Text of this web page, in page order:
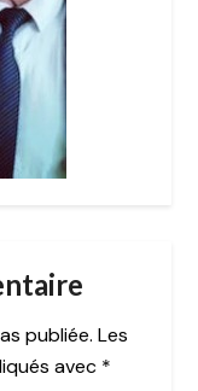
publiée. Les
avec *